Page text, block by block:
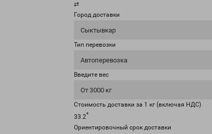
⇄
Город доставки
Сыктывкар
Тип перевозки
Автоперевозка
Введите вес
От 3000 кг
Стоимость доставки за 1 кг (включая НДС)
33.2*
Ориентировочный срок доставки